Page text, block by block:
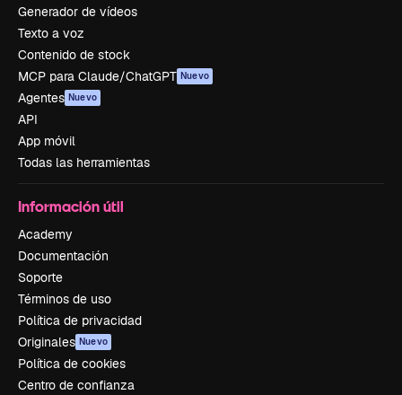
Generador de vídeos
Texto a voz
Contenido de stock
MCP para Claude/ChatGPT Nuevo
Agentes Nuevo
API
App móvil
Todas las herramientas
Información útil
Academy
Documentación
Soporte
Términos de uso
Política de privacidad
Originales Nuevo
Política de cookies
Centro de confianza